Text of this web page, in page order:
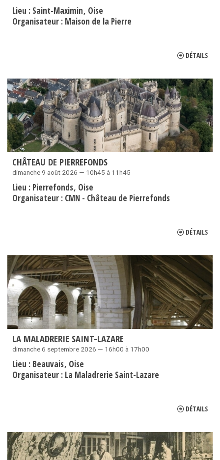
Lieu : Saint-Maximin Oise
Organisateur : Maison de la Pierre
DÉTAILS
CHÂTEAU DE PIERREFONDS
dimanche 9 août 2026 — 10h45 à 11h45
Lieu : Pierrefonds Oise
Organisateur : CMN - Château de Pierrefonds
DÉTAILS
LA MALADRERIE SAINT-LAZARE
dimanche 6 septembre 2026 — 16h00 à 17h00
Lieu : Beauvais Oise
Organisateur : La Maladrerie Saint-Lazare
DÉTAILS